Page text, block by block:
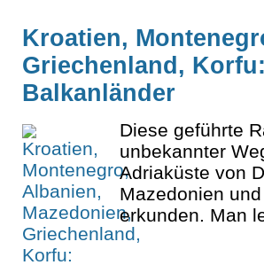
Kroatien,
Griechenland,
Balkanländer
Diese geführte
unbekannter
Adriaküste von
Mazedonien
erkunden. Man